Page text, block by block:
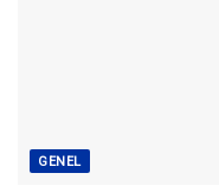
GENEL